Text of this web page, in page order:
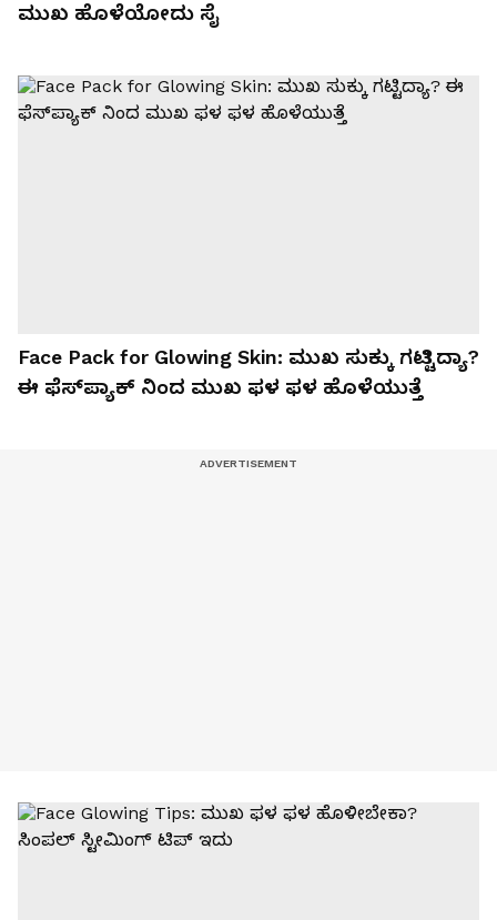
ಮುಖ ಹೊಳೆಯೋದು ಸೈ
Face Pack for Glowing Skin: ಮುಖ ಸುಕ್ಕು ಗಟ್ಟಿದ್ಯಾ?
ಈ ಫೆಸ್‌ಪ್ಯಾಕ್‌ ನಿಂದ ಮುಖ ಫಳ ಫಳ ಹೊಳೆಯುತ್ತೆ